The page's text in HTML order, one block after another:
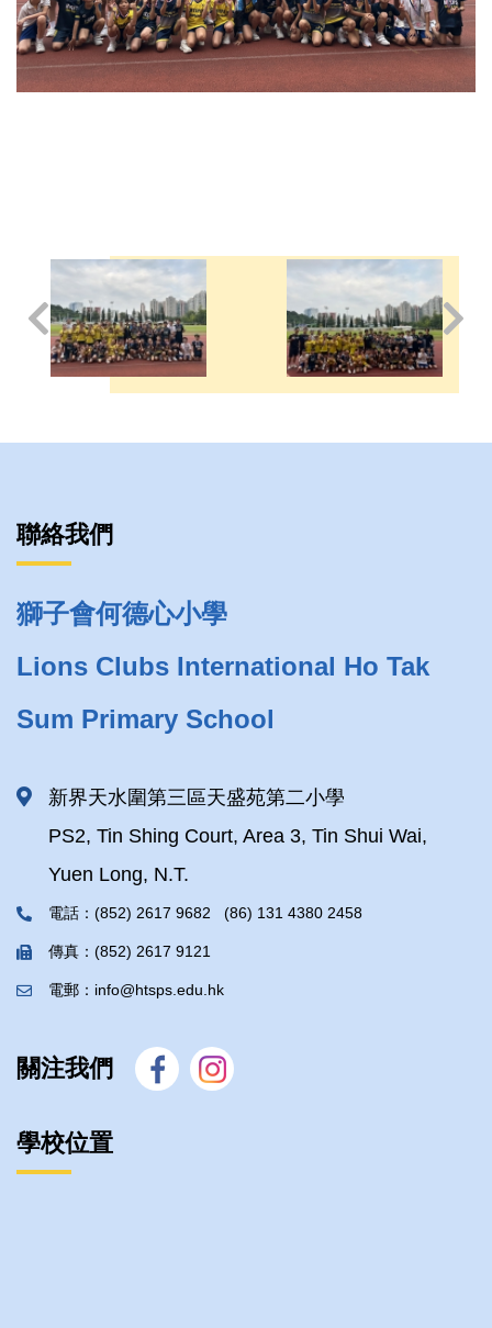
聯絡我們
獅子會何德心小學
Lions Clubs International Ho Tak
Sum Primary School
新界天水圍第三區天盛苑第二小學
PS2, Tin Shing Court, Area 3, Tin Shui Wai,
Yuen Long, N.T.
電話：(852) 2617 9682 (86) 131 4380 2458
傳真：(852) 2617 9121
電郵：info@htsps.edu.hk
關注我們
學校位置